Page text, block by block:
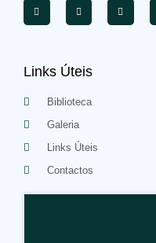
Links Úteis
Biblioteca
Galeria
Links Úteis
Contactos